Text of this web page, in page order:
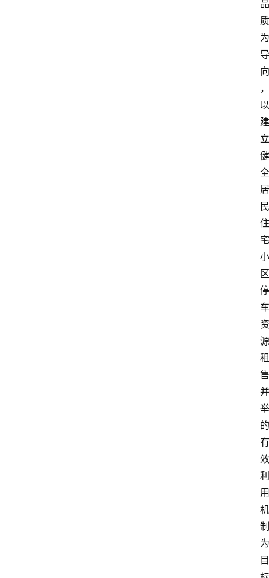
品
质
为
导
向
，
以
建
立
健
全
居
民
住
宅
小
区
停
车
资
源
租
售
并
举
的
有
效
利
用
机
制
为
目